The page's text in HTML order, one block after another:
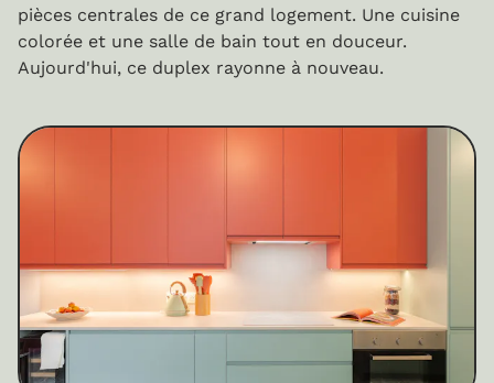
pièces centrales de ce grand logement. Une cuisine
colorée et une salle de bain tout en douceur.
Aujourd'hui, ce duplex rayonne à nouveau.